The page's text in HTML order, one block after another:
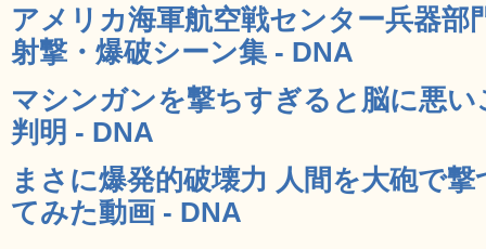
アメリカ海軍航空戦センター兵器部
射撃・爆破シーン集 - DNA
マシンガンを撃ちすぎると脳に悪
判明 - DNA
まさに爆発的破壊力 人間を大砲で
てみた動画 - DNA